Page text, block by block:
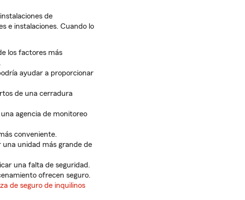
de
e instalaciones. Cuando lo
los factores más
ayudar a proporcionar
de una cerradura
agencia de monitoreo
conveniente.
unidad más grande de
una falta de seguridad.
ofrecen seguro.
de seguro de inquilinos